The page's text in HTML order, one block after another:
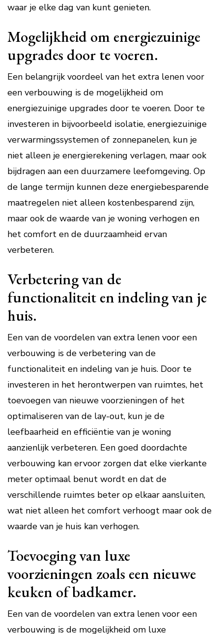
waar je elke dag van kunt genieten.
Mogelijkheid om energiezuinige
upgrades door te voeren.
Een belangrijk voordeel van het extra lenen voor
een verbouwing is de mogelijkheid om
energiezuinige upgrades door te voeren. Door te
investeren in bijvoorbeeld isolatie, energiezuinige
verwarmingssystemen of zonnepanelen, kun je
niet alleen je energierekening verlagen, maar ook
bijdragen aan een duurzamere leefomgeving. Op
de lange termijn kunnen deze energiebesparende
maatregelen niet alleen kostenbesparend zijn,
maar ook de waarde van je woning verhogen en
het comfort en de duurzaamheid ervan
verbeteren.
Verbetering van de
functionaliteit en indeling van je
huis.
Een van de voordelen van extra lenen voor een
verbouwing is de verbetering van de
functionaliteit en indeling van je huis. Door te
investeren in het herontwerpen van ruimtes, het
toevoegen van nieuwe voorzieningen of het
optimaliseren van de lay-out, kun je de
leefbaarheid en efficiëntie van je woning
aanzienlijk verbeteren. Een goed doordachte
verbouwing kan ervoor zorgen dat elke vierkante
meter optimaal benut wordt en dat de
verschillende ruimtes beter op elkaar aansluiten,
wat niet alleen het comfort verhoogt maar ook de
waarde van je huis kan verhogen.
Toevoeging van luxe
voorzieningen zoals een nieuwe
keuken of badkamer.
Een van de voordelen van extra lenen voor een
verbouwing is de mogelijkheid om luxe